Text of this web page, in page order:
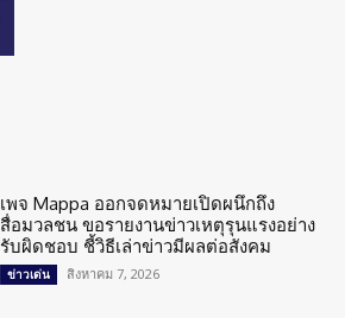
เพจ Mappa ออกจดหมายเปิดผนึกถึง
สื่อมวลชน ขอรายงานข่าวเหตุรุนแรงอย่าง
รับผิดชอบ ชี้วิธีเล่าข่าวมีผลต่อสังคม
ข่าวเด่น สิงหาคม 7, 2026